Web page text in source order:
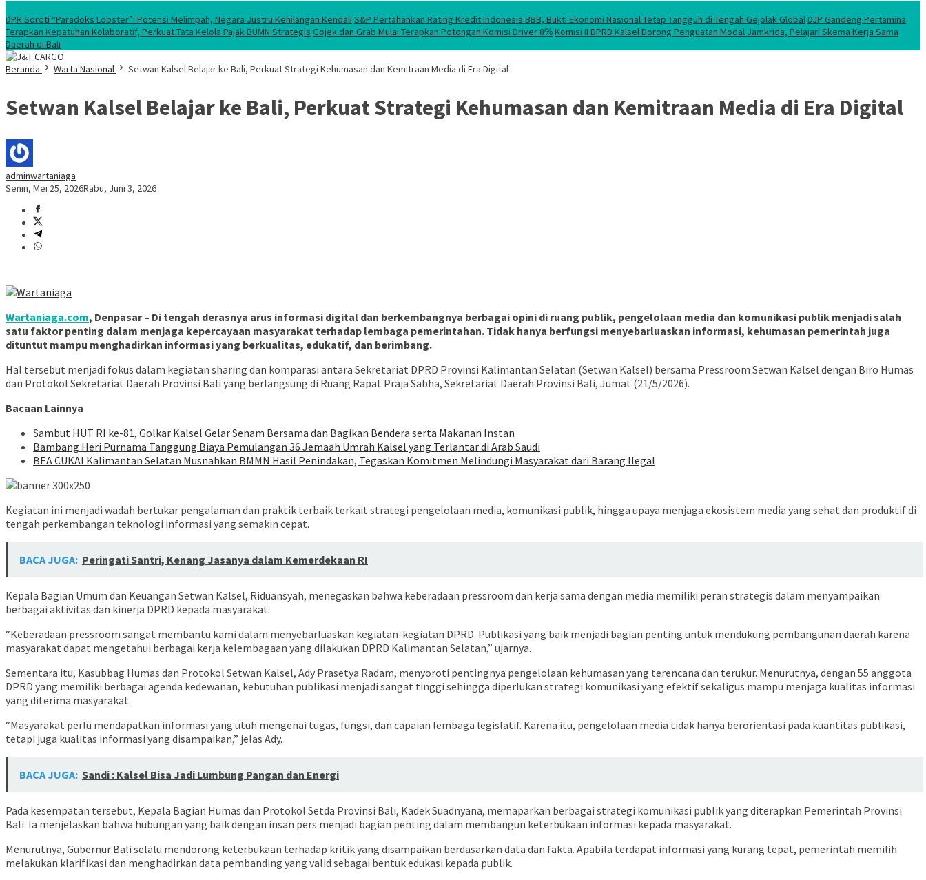
DPR Soroti “Paradoks Lobster”: Potensi Melimpah, Negara Justru Kehilangan Kendali S&P Pertahankan Rating Kredit Indonesia BBB, Bukti Ekonomi Nasional Tetap Tangguh di Tengah Gejolak GlobalDJP Gandeng Pertamina
Terapkan Kepatuhan Kolaboratif, Perkuat Tata Kelola Pajak BUMN Strategis Gojek dan Grab Mulai Terapkan Potongan Komisi Driver 8℅Komisi II DPRD Kalsel Dorong Penguatan Modal Jamkrida, Pelajari Skema Kerja Sama
Daerah di Bali
Beranda
Warta Nasional Setwan Kalsel Belajar ke Bali, Perkuat Strategi Kehumasan dan Kemitraan Media di Era Digital
Setwan Kalsel Belajar ke Bali, Perkuat Strategi Kehumasan dan Kemitraan Media di Era Digital
adminwartaniaga
Senin, Mei 25, 2026Rabu, Juni 3, 2026
Wartaniaga.com, Denpasar – Di tengah derasnya arus informasi digital dan berkembangnya berbagai opini di ruang publik, pengelolaan media dan komunikasi publik menjadi salah
satu faktor penting dalam menjaga kepercayaan masyarakat terhadap lembaga pemerintahan. Tidak hanya berfungsi menyebarluaskan informasi, kehumasan pemerintah juga
dituntut mampu menghadirkan informasi yang berkualitas, edukatif, dan berimbang.
Hal tersebut menjadi fokus dalam kegiatan sharing dan komparasi antara Sekretariat DPRD Provinsi Kalimantan Selatan (Setwan Kalsel) bersama Pressroom Setwan Kalsel dengan Biro Humas
dan Protokol Sekretariat Daerah Provinsi Bali yang berlangsung di Ruang Rapat Praja Sabha, Sekretariat Daerah Provinsi Bali, Jumat (21/5/2026).
Bacaan Lainnya
Sambut HUT RI ke-81, Golkar Kalsel Gelar Senam Bersama dan Bagikan Bendera serta Makanan Instan
Bambang Heri Purnama Tanggung Biaya Pemulangan 36 Jemaah Umrah Kalsel yang Terlantar di Arab Saudi
BEA CUKAI Kalimantan Selatan Musnahkan BMMN Hasil Penindakan, Tegaskan Komitmen Melindungi Masyarakat dari Barang Ilegal
Kegiatan ini menjadi wadah bertukar pengalaman dan praktik terbaik terkait strategi pengelolaan media, komunikasi publik, hingga upaya menjaga ekosistem media yang sehat dan produktif di
tengah perkembangan teknologi informasi yang semakin cepat.
BACA JUGA: Peringati Santri, Kenang Jasanya dalam Kemerdekaan RI
Kepala Bagian Umum dan Keuangan Setwan Kalsel, Riduansyah, menegaskan bahwa keberadaan pressroom dan kerja sama dengan media memiliki peran strategis dalam menyampaikan
berbagai aktivitas dan kinerja DPRD kepada masyarakat.
“Keberadaan pressroom sangat membantu kami dalam menyebarluaskan kegiatan-kegiatan DPRD. Publikasi yang baik menjadi bagian penting untuk mendukung pembangunan daerah karena
masyarakat dapat mengetahui berbagai kerja kelembagaan yang dilakukan DPRD Kalimantan Selatan,” ujarnya.
Sementara itu, Kasubbag Humas dan Protokol Setwan Kalsel, Ady Prasetya Radam, menyoroti pentingnya pengelolaan kehumasan yang terencana dan terukur. Menurutnya, dengan 55 anggota
DPRD yang memiliki berbagai agenda kedewanan, kebutuhan publikasi menjadi sangat tinggi sehingga diperlukan strategi komunikasi yang efektif sekaligus mampu menjaga kualitas informasi
yang diterima masyarakat.
“Masyarakat perlu mendapatkan informasi yang utuh mengenai tugas, fungsi, dan capaian lembaga legislatif. Karena itu, pengelolaan media tidak hanya berorientasi pada kuantitas publikasi,
tetapi juga kualitas informasi yang disampaikan,” jelas Ady.
BACA JUGA: Sandi : Kalsel Bisa Jadi Lumbung Pangan dan Energi
Pada kesempatan tersebut, Kepala Bagian Humas dan Protokol Setda Provinsi Bali, Kadek Suadnyana, memaparkan berbagai strategi komunikasi publik yang diterapkan Pemerintah Provinsi
Bali. Ia menjelaskan bahwa hubungan yang baik dengan insan pers menjadi bagian penting dalam membangun keterbukaan informasi kepada masyarakat.
Menurutnya, Gubernur Bali selalu mendorong keterbukaan terhadap kritik yang disampaikan berdasarkan data dan fakta. Apabila terdapat informasi yang kurang tepat, pemerintah memilih
melakukan klarifikasi dan menghadirkan data pembanding yang valid sebagai bentuk edukasi kepada publik.